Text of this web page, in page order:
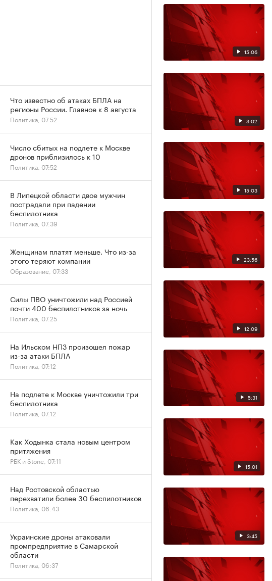
15:06
3:02
15:03
23:56
12:09
5:31
15:01
3:45
Что известно об атаках БПЛА на
регионы России. Главное к 8 августа
Политика, 07:52
Число сбитых на подлете к Москве
дронов приблизилось к 10
Политика, 07:52
В Липецкой области двое мужчин
пострадали при падении
беспилотника
Политика, 07:39
Женщинам платят меньше. Что из-за
этого теряют компании
Образование, 07:33
Силы ПВО уничтожили над Россией
почти 400 беспилотников за ночь
Политика, 07:25
На Ильском НПЗ произошел пожар
из-за атаки БПЛА
Политика, 07:12
На подлете к Москве уничтожили три
беспилотника
Политика, 07:12
Как Ходынка стала новым центром
притяжения
РБК и Stone, 07:11
Над Ростовской областью
перехватили более 30 беспилотников
Политика, 06:43
Украинские дроны атаковали
промпредприятие в Самарской
области
Политика, 06:37